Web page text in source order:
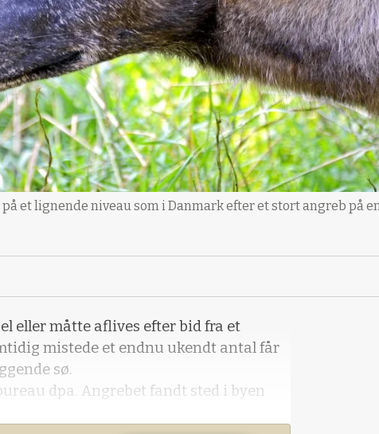
et lignende niveau som i Danmark efter et stort angreb på
eller måtte aflives efter bid fra et
mistede et endnu ukendt antal får
sø.
dpa. Angrebet fandt sted i byen